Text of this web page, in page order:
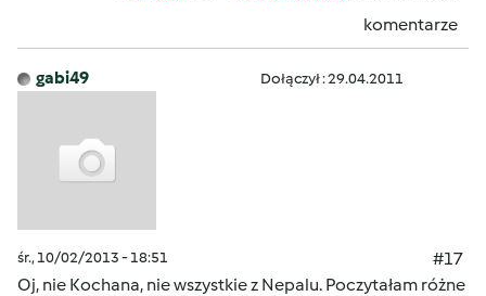
komentarze
gabi49 Dołączył : 29.04.2011
śr., 10/02/2013 - 18:51
#17
Oj, nie Kochana, nie wszystkie z Nepalu. Poczytałam różne